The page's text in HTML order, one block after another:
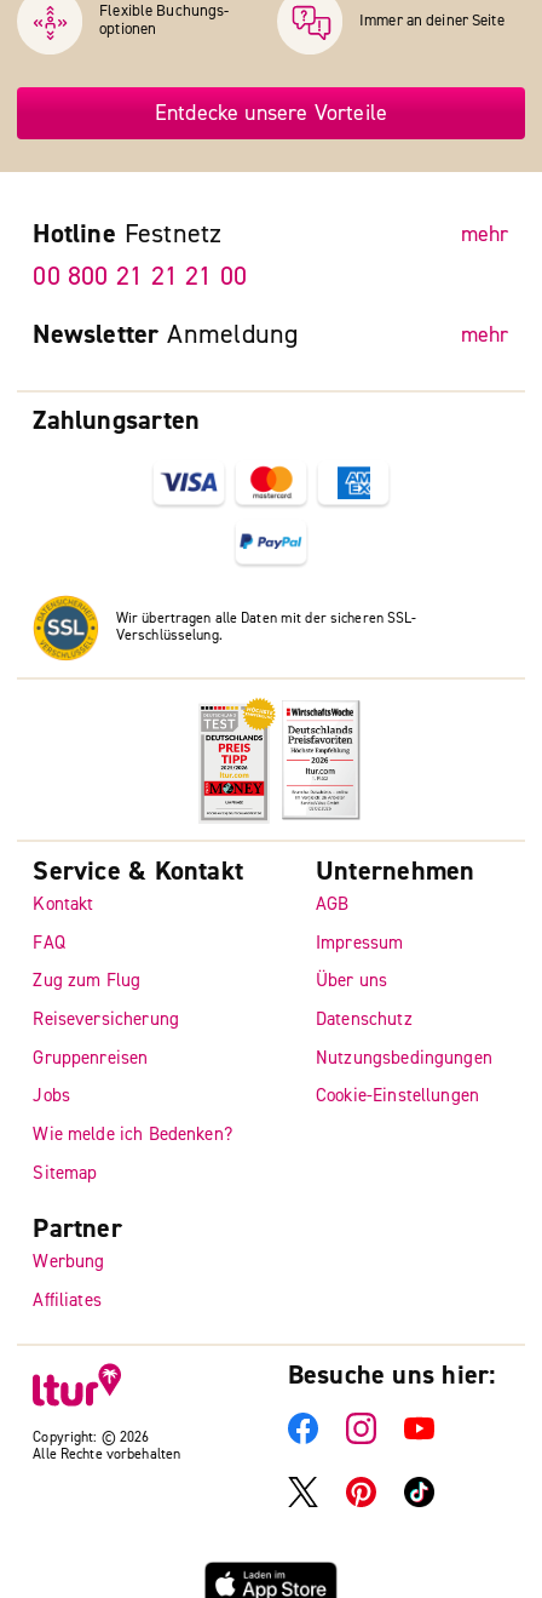
Flexible Buchungs­
optionen
Immer an deiner Seite
Entdecke unsere Vorteile
Zahlungsarten
Wir übertragen alle Daten mit der sicheren SSL-
Verschlüsselung.
Hotline Festnetz mehr
00 800 21 21 21 00
Newsletter Anmeldung mehr
Copyright: © 2026
Alle Rechte vorbehalten
Service & Kontakt
Kontakt
FAQ
Zug zum Flug
Reiseversicherung
Gruppenreisen
Jobs
Wie melde ich Bedenken?
Sitemap
Unternehmen
AGB
Impressum
Über uns
Datenschutz
Nutzungsbedingungen
Cookie-Einstellungen
Partner
Werbung
Affiliates
Besuche uns hier: